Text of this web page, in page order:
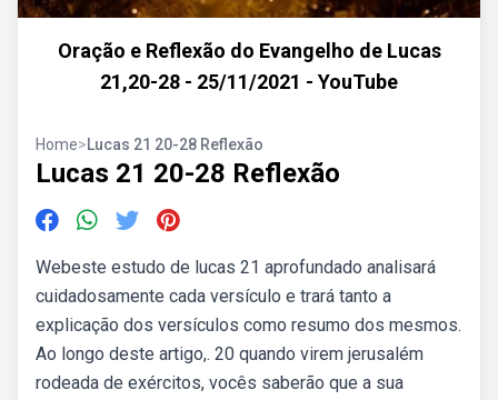
Oração e Reflexão do Evangelho de Lucas
21,20-28 - 25/11/2021 - YouTube
Home>Lucas 21 20-28 Reflexão
Lucas 21 20-28 Reflexão
Webeste estudo de lucas 21 aprofundado analisará
cuidadosamente cada versículo e trará tanto a
explicação dos versículos como resumo dos mesmos.
Ao longo deste artigo,. 20 quando virem jerusalém
rodeada de exércitos, vocês saberão que a sua